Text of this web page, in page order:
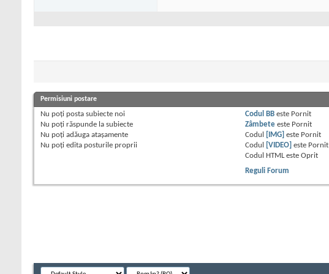
Permisiuni postare
Nu poți posta subiecte noi
Nu poți răspunde la subiecte
Nu poți adăuga atașamente
Nu poți edita posturile proprii
Codul BB este Pornit
Zâmbete este Pornit
Codul
[IMG] este Pornit
Codul
[VIDEO] este Pornit
Codul HTML esteOprit
Reguli Forum